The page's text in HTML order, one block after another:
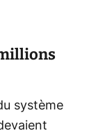
système